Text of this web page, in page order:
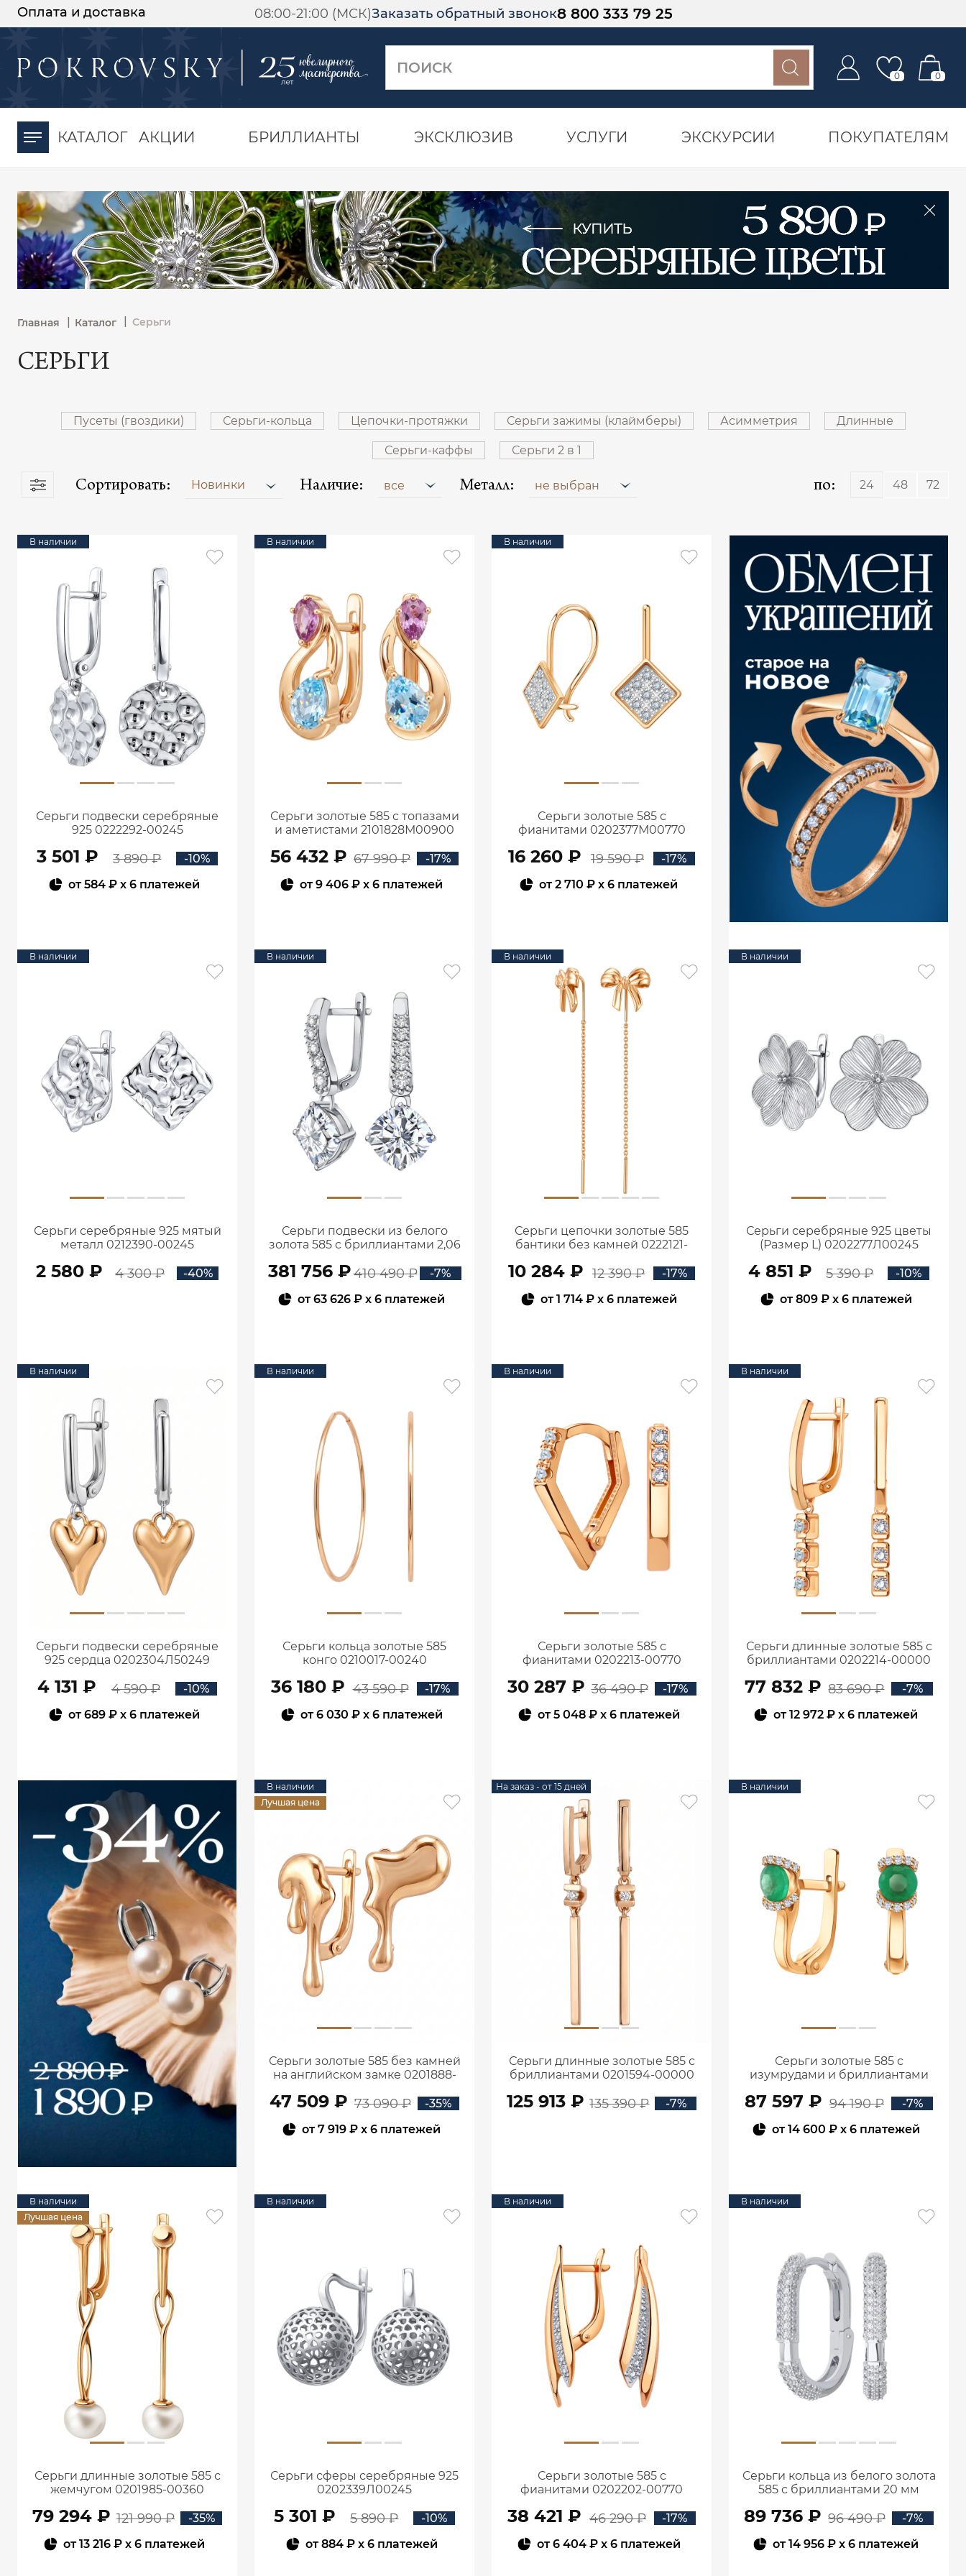
Оплата и доставка 08:00-21:00 (МСК)Заказать обратный звонок8 800 333 79 25
0 0
КАТАЛОГ АКЦИИ БРИЛЛИАНТЫ ЭКСКЛЮЗИВ УСЛУГИ ЭКСКУРСИИ ПОКУПАТЕЛЯМ
Главная | Каталог Серьги
СЕРЬГИ
Пусеты (гвоздики) Серьги-кольца Цепочки-протяжки Серьги зажимы (клаймберы) Асимметрия Длинные
Серьги-каффы Серьги 2 в 1
Сортировать: Новинки Наличие: все Металл: не выбран по: 24 48 72
В наличии
Серьги подвески серебряные
925 0222292-00245
3 501 ₽ 3 890 ₽
-10%
от584 ₽ x 6 платежей
В наличии
Серьги золотые 585 с топазами
и аметистами 2101828М00900
56 432 ₽ 67 990 ₽
-17%
от9 406 ₽ x 6 платежей
В наличии
Серьги золотые 585 с
фианитами 0202377М00770
16 260 ₽ 19 590 ₽
-17%
от2 710 ₽ x 6 платежей
В наличии
Серьги серебряные 925 мятый
металл 0212390-00245
2 580 ₽ 4 300 ₽ -40%
В наличии
Серьги подвески из белого
золота 585 с бриллиантами 2,06
381 756 ₽410 490 ₽
-7%
от63 626 ₽ x 6 платежей
В наличии
Серьги цепочки золотые 585
бантики без камней 0222121-
10 284 ₽ 12 390 ₽
-17%
от1 714 ₽x 6 платежей
В наличии
Серьги серебряные 925 цветы
(Размер L) 0202277Л00245
4 851 ₽ 5 390 ₽
-10%
от809 ₽x 6 платежей
В наличии
Серьги подвески серебряные
925 сердца 0202304Л50249
4 131 ₽ 4 590 ₽
-10%
от689 ₽ x 6 платежей
В наличии
Серьги кольца золотые 585
конго 0210017-00240
36 180 ₽ 43 590 ₽
-17%
от6 030 ₽x 6 платежей
В наличии
Серьги золотые 585 с
фианитами 0202213-00770
30 287 ₽ 36 490 ₽
-17%
от5 048 ₽x 6 платежей
В наличии
Серьги длинные золотые 585 с
бриллиантами 0202214-00000
77 832 ₽ 83 690 ₽
-7%
от12 972 ₽ x 6 платежей
В наличии
Лучшая цена
Серьги золотые 585 без камней
на английском замке 0201888-
47 509 ₽ 73 090 ₽
-35%
от7 919 ₽ x 6 платежей
На заказ - от 15 дней
Серьги длинные золотые 585 с
бриллиантами 0201594-00000
125 913 ₽ 135 390 ₽ -7%
В наличии
Серьги золотые 585 с
изумрудами и бриллиантами
87 597 ₽ 94 190 ₽
-7%
от14 600 ₽x 6 платежей
В наличии
Лучшая цена
Серьги длинные золотые 585 с
жемчугом 0201985-00360
79 294 ₽ 121 990 ₽
-35%
от13 216 ₽ x 6 платежей
В наличии
Серьги сферы серебряные 925
0202339Л00245
5 301 ₽ 5 890 ₽
-10%
от884 ₽x 6 платежей
В наличии
Серьги золотые 585 с
фианитами 0202202-00770
38 421 ₽ 46 290 ₽
-17%
от6 404 ₽x 6 платежей
В наличии
Серьги кольца из белого золота
585 с бриллиантами 20 мм
89 736 ₽ 96 490 ₽
-7%
от14 956 ₽ x 6 платежей
-30%
момента оплаты